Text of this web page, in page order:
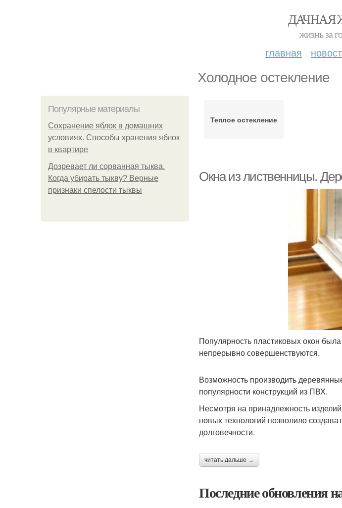
ДАЧНАЯ
жизнь за
главная
Холодное остекление
Популярные материалы
Сохранение яблок в домашних
условиях. Способы хранения яблок
в квартире
Дозревает ли сорванная тыква.
Когда убирать тыкву? Верные
признаки спелости тыквы
Теплое остекление
Окна из лиственницы.
Популярность пластиковых окон
непрерывно совершенствуются.
Возможность производить
популярности конструкций из ПВХ.
Несмотря на принадлежность
новых технологий позволило
долговечности.
читать дальше →
Последние обновления